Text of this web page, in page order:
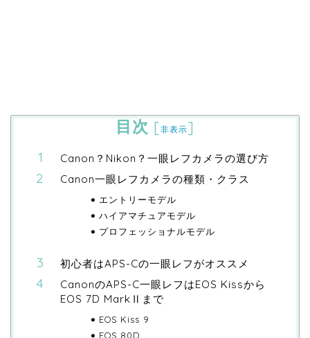
目次 [非表示]
Canon？Nikon？一眼レフカメラの選び方
Canon一眼レフカメラの種類・クラス
エントリーモデル
ハイアマチュアモデル
プロフェッショナルモデル
初心者はAPS-Cの一眼レフがオススメ
CanonのAPS-C一眼レフはEOS Kissから
EOS 7D MarkⅡまで
EOS Kiss 9
EOS 80D